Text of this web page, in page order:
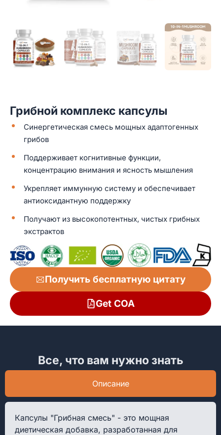
Грибной комплекс капсулы
Синергетическая смесь мощных адаптогенных
грибов
Поддерживает когнитивные функции,
концентрацию внимания и ясность мышления
Укрепляет иммунную систему и обеспечивает
антиоксидантную поддержку
Получают из высокопотентных, чистых грибных
экстрактов
Получить бесплатную цитату
Get COA
Все, что вам нужно знать
Описание
Капсулы "Грибная смесь" - это мощная
диетическая добавка, разработанная для